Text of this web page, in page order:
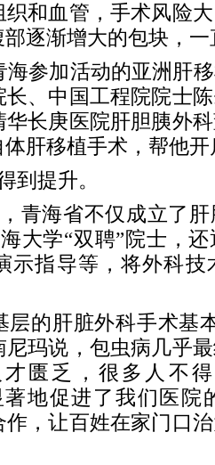
和血管，手术风险
逐渐增大的包块，
海参加活动的亚洲肝
长、中国工程院院士
长庚医院肝胆胰外
肝移植手术，帮他
到提升。
青海省不仅成立了
大学“双聘”院士，
示指导等，将外科技
层的肝脏外科手术基
尼玛说，包虫病几乎
匮乏，很多人不
著地促进了我们医院
，让百姓在家门口